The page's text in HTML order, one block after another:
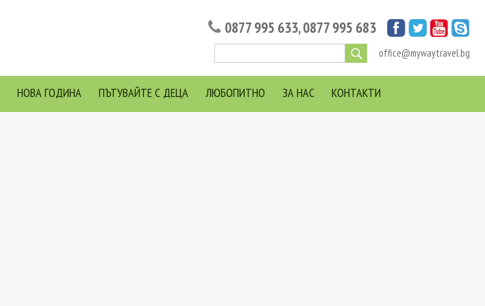
0877 995 633,0877 995 683
office@mywaytravel.bg
НОВА ГОДИНА ПЪТУВАЙТЕ С ДЕЦА ЛЮБОПИТНО ЗА НАС КОНТАКТИ